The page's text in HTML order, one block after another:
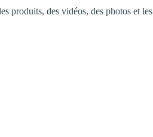
produits, des vidéos, des photos et les